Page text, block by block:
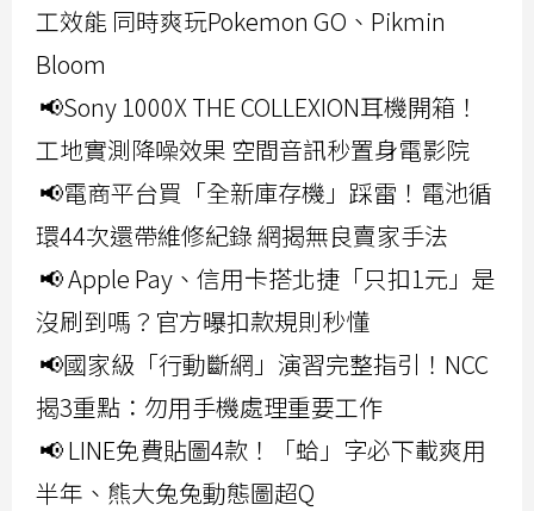
工效能 同時爽玩Pokemon GO、Pikmin
Bloom
📢Sony 1000X THE COLLEXION耳機開箱！
工地實測降噪效果 空間音訊秒置身電影院
📢電商平台買「全新庫存機」踩雷！電池循
環44次還帶維修紀錄 網揭無良賣家手法
📢 Apple Pay、信用卡搭北捷「只扣1元」是
沒刷到嗎？官方曝扣款規則秒懂
📢國家級「行動斷網」演習完整指引！NCC
揭3重點：勿用手機處理重要工作
📢 LINE免費貼圖4款！「蛤」字必下載爽用
半年、熊大兔兔動態圖超Q